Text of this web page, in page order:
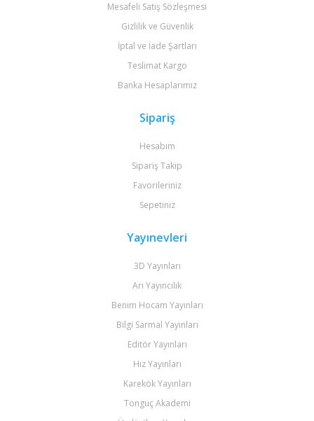
Mesafeli Satış Sözleşmesi
Gizlilik ve Güvenlik
İptal ve İade Şartları
Teslimat Kargo
Banka Hesaplarımız
Sipariş
Hesabım
Sipariş Takip
Favorileriniz
Sepetiniz
Yayınevleri
3D Yayınları
Arı Yayıncılık
Benim Hocam Yayınları
Bilgi Sarmal Yayınları
Editör Yayınları
Hız Yayınları
Karekök Yayınları
Tonguç Akademi